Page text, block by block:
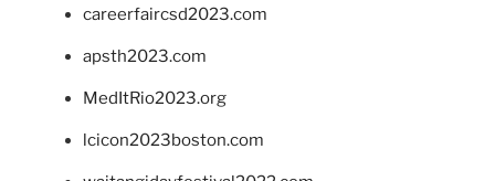
careerfaircsd2023.com
apsth2023.com
MedItRio2023.org
lcicon2023boston.com